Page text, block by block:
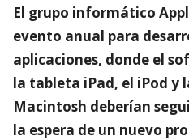
El grupo informático
evento anual para
aplicaciones, donde el
la tableta iPad, el iPod y
Macintosh deberían
la espera de un nuevo